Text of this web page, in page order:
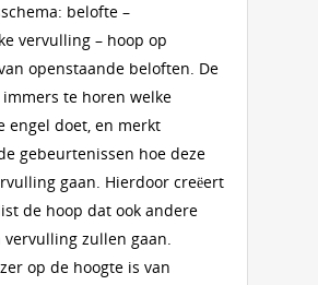
belofte –
vervulling – hoop op
openstaande beloften. De
te horen welke
engel doet, en merkt
gebeurtenissen hoe deze
gaan. Hierdoor creëert
de hoop dat ook andere
zullen gaan.
op de hoogte is van